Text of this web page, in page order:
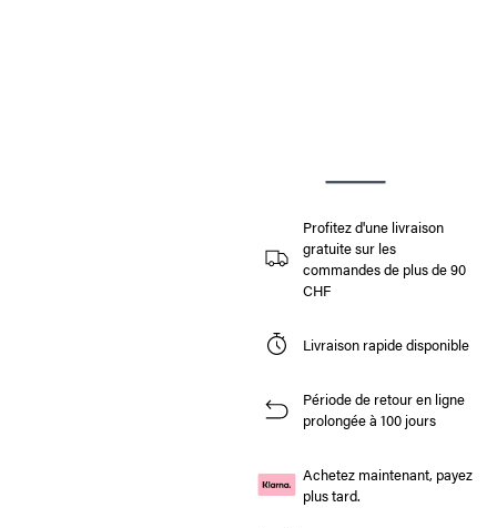
Profitez d'une livraison
gratuite sur les
commandes de plus de 90
CHF
Livraison rapide disponible
Période de retour en ligne
prolongée à 100 jours
Achetez maintenant, payez
plus tard.